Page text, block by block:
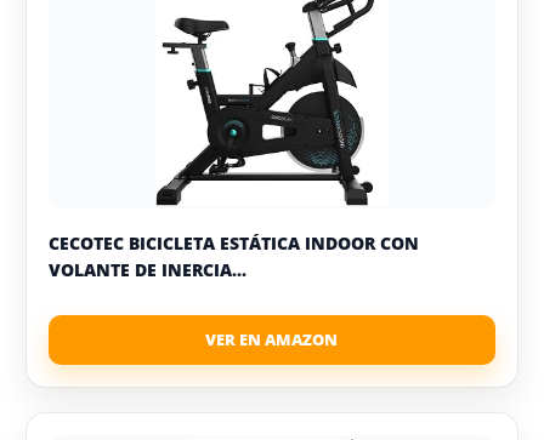
CECOTEC BICICLETA ESTÁTICA INDOOR CON
VOLANTE DE INERCIA...